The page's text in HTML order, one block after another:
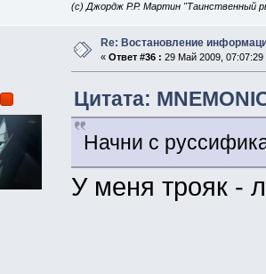
(с) Джордж Р.Р. Мартин "Таинственный
Re: Востановление
« Ответ #36 : 29 Май 2009, 07:07:29
Цитата:
Начни с
У меня трояк -